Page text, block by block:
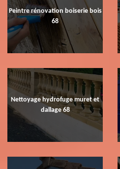
Peintre rénovation boiserie bois
68
Nettoyage hydrofuge muret et
dallage 68